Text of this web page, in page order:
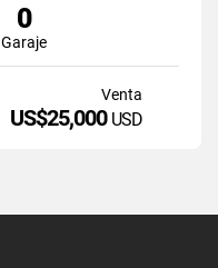
0
Garaje
Venta
US$25,000 USD